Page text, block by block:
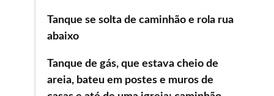
Tanque se solta de caminhão e rola rua
abaixo
Tanque de gás, que estava cheio de
areia, bateu em postes e muros de